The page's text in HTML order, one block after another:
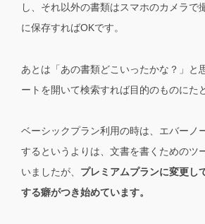
し、それ以外の書類はスマホのカメラで
に保存すればOKです。
あとは「あの書類どこいったかな？」と
ートを開いて検索すれば目的のものにた
ベーシックプラン利用の時は、エバーノ
するというよりは、文書を書くためのツ
いましたが、 プレミアムプランに変更し
する癖がつき始めています。